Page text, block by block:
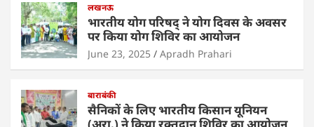
लखनऊ
भारतीय योग परिषद् ने योग दिवस के अवसर
पर किया योग शिविर का आयोजन
June 23, 2025 Apradh Prahari
बाराबंकी
सैनिकों के लिए भारतीय किसान यूनियन